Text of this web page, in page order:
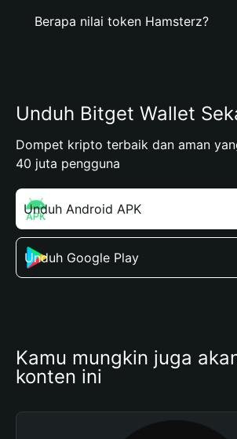
Berapa nilai token Hamsterz?
Unduh Bitget Wallet
Dompet kripto terbaik dan aman
40 juta pengguna
Unduh Android APK
Unduh Google Play
Kamu mungkin juga
konten ini